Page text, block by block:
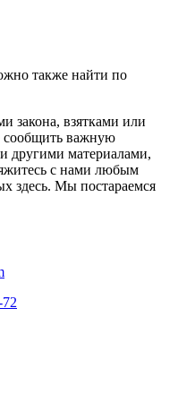
также найти по
закона, взятками или
сообщить важную
другими материалами,
с нами любым
здесь. Мы постараемся